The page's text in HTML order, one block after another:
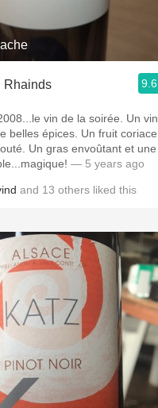
Rhainds 9.6
vin de la soirée. Un vin
Un fruit coriace
et une
— 5 years ago
and 13 others liked this